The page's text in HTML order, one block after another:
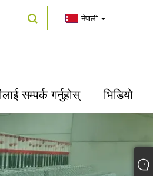
नेपाली
सम्पर्क गर्नुहोस् भिडियो